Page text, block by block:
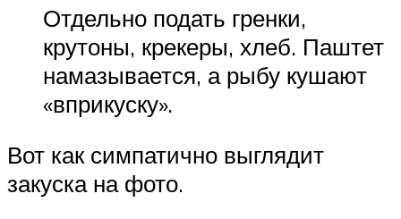
Отдельно подать гренки,
крутоны, крекеры, хлеб. Паштет
намазывается, а рыбу кушают
«вприкуску».
Вот как симпатично выглядит
закуска на фото.